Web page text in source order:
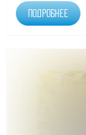
Подробнее